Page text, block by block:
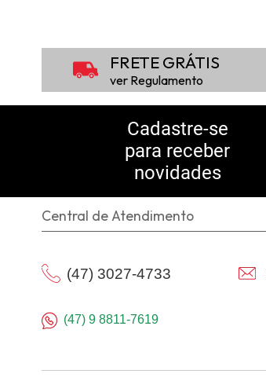
FRETE GRÁTIS
ver Regulamento
Cadastre-se
para receber
novidades
Central de Atendimento
(47) 3027-4733
(47) 9 8811-7619